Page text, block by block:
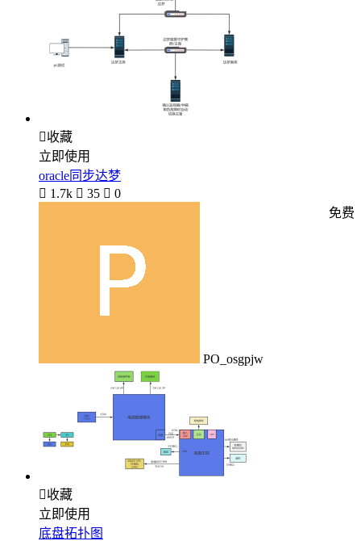
收藏
立即使用
oracle同步达梦
 1.7k  35  0
PO_osgpjw
免费
收藏
立即使用
底盘拓扑图